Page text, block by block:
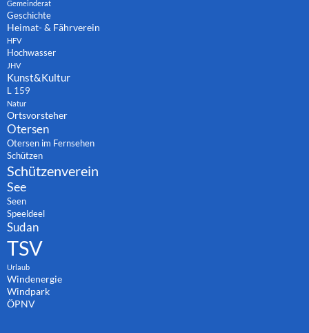
Gemeinderat
Geschichte
Heimat- & Fährverein
HFV
Hochwasser
JHV
Kunst&Kultur
L 159
Natur
Ortsvorsteher
Otersen
Otersen im Fernsehen
Schützen
Schützenverein
See
Seen
Speeldeel
Sudan
TSV
Urlaub
Windenergie
Windpark
ÖPNV